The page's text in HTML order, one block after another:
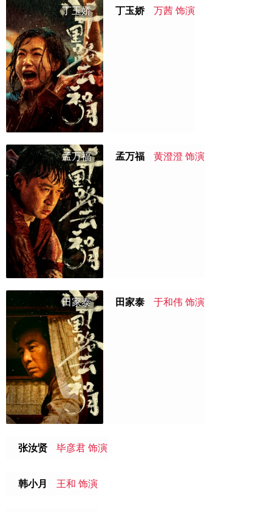
丁玉娇 丁玉娇 万茜 饰演
孟万福 孟万福 黄澄澄 饰演
田家泰 田家泰 于和伟 饰演
张汝贤 毕彦君 饰演
韩小月 王和 饰演